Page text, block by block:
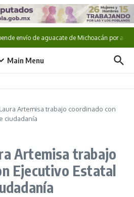
envío de aguacate de Michoacán por
Main Menu
Artemisa trabajo coordinado con
ciudadanía
Artemisa trabajo
Ejecutivo Estatal